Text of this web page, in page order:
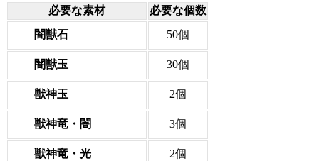
必要な素材
必要な個数
闇獣石
50個
闇獣玉 30個
獣神玉 2個
獣神竜・闇 3個
獣神竜・光 2個